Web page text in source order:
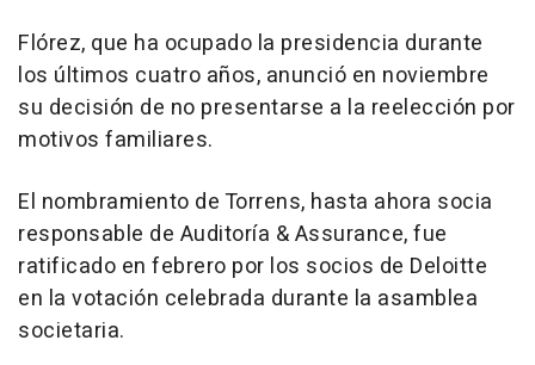
Flórez, que ha ocupado la presidencia durante
los últimos cuatro años, anunció en noviembre
su decisión de no presentarse a la reelección por
motivos familiares.
El nombramiento de Torrens, hasta ahora socia
responsable de Auditoría & Assurance, fue
ratificado en febrero por los socios de Deloitte
en la votación celebrada durante la asamblea
societaria.